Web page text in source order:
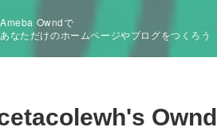
Ameba Owndで
あなただけのホームページやブログをつくろう
Ownd